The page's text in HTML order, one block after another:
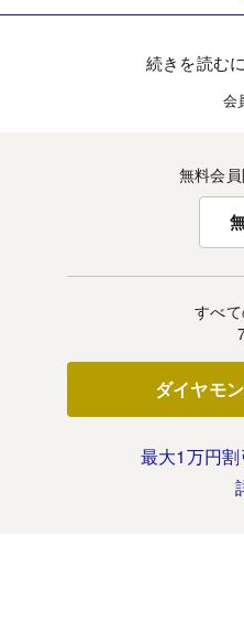
続きを読む
会
無料会
すべ
ダイヤモ
最大1万円